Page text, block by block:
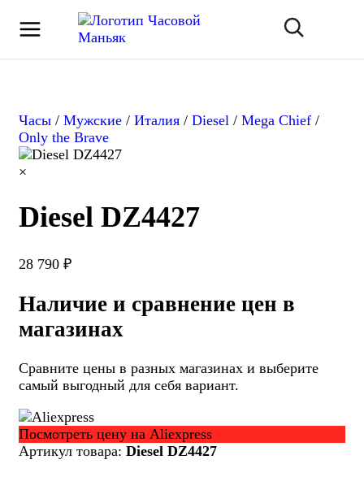
Часы / Мужские / Италия / Diesel / Mega Chief /
Only the Brave
×
Diesel DZ4427
28 790 ₽
Наличие и сравнение цен в
магазинах
Сравните цены в разных магазинах и выберите
самый выгодный для себя вариант.
Посмотреть цену на Aliexpress
Артикул товара: Diesel DZ4427